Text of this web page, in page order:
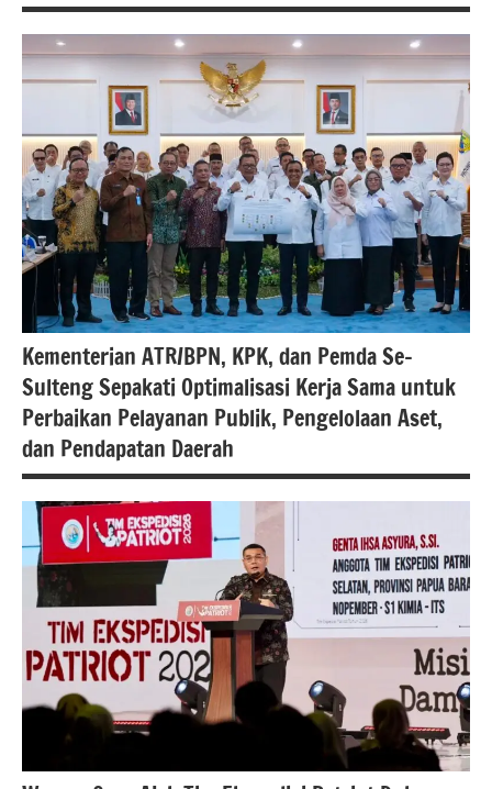
#Berita
jakarta
berita
nasional
polri
Kementerian ATR/BPN, KPK, dan Pemda Se-
Sulteng Sepakati Optimalisasi Kerja Sama untuk
Perbaikan Pelayanan Publik, Pengelolaan Aset,
dan Pendapatan Daerah
#atrbpn
#kementarianatrbpn
#Kementerian
ATR/BPN
#Kementerian
ATR/BPN RI
Atrbpnri